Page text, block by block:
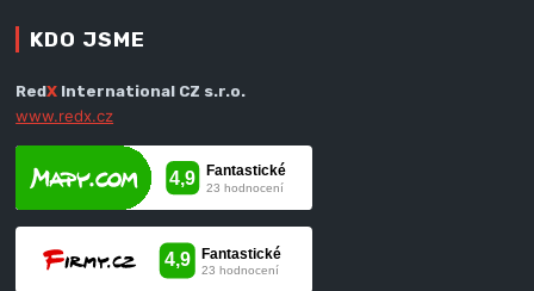
KDO JSME
RedX International CZ s.r.o.
www.redx.cz